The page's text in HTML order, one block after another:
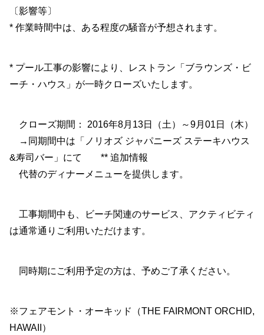
〔影響等〕
* 作業時間中は、ある程度の騒音が予想されます。
* プール工事の影響により、レストラン「ブラウンズ・ビ
ーチ・ハウス」が一時クローズいたします。
クローズ期間： 2016年8月13日（土）～9月01日（木）
→同期間中は「ノリオズ ジャパニーズ ステーキハウス
&寿司バー」にて ** 追加情報
代替のディナーメニューを提供します。
工事期間中も、ビーチ関連のサービス、アクティビティ
は通常通りご利用いただけます。
同時期にご利用予定の方は、予めご了承ください。
※フェアモント・オーキッド（THE FAIRMONT ORCHID,
HAWAII）